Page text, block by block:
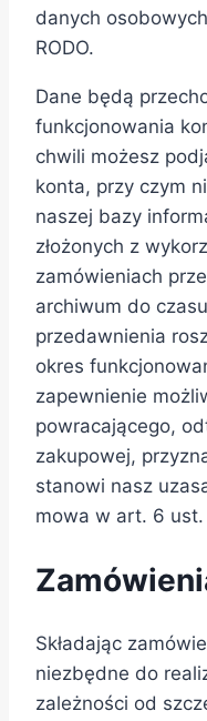
danych
RODO.
Dane będą
funkcjonowania
chwili możesz
konta, przy czym
naszej bazy
złożonych z
zamówieniach
archiwum do
przedawnienia
okres
zapewnienie
powracającego,
zakupowej,
stanowi nasz
mowa w art. 6 ust.
Składając
niezbędne do
zależności od